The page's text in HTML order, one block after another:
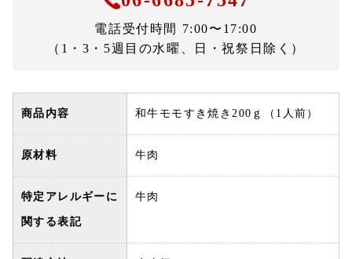
電話受付時間 7:00〜17:00
（1・3・5週目の水曜、日・祝祭日除く）
商品内容 和牛モモすき焼き200ｇ（1人前）
原材料 牛肉
特定アレルギーに
関する表記
牛肉